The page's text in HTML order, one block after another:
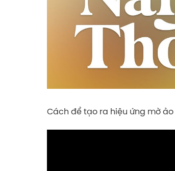
Cách để tạo ra hiệu ứng mờ